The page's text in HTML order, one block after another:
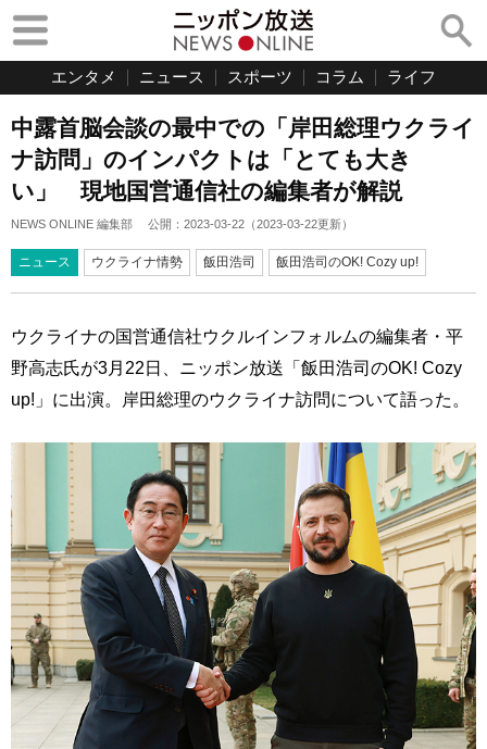
エンタメ ニュース スポーツ コラム ライフ
中露首脳会談の最中での「岸田総理ウクライ
ナ訪問」のインパクトは「とても大き
い」 現地国営通信社の編集者が解説
NEWS ONLINE 編集部 公開： 2023-03-22 （2023-03-22更新）
ニュース ウクライナ情勢 飯田浩司 飯田浩司のOK! Cozy up!
ウクライナの国営通信社ウクルインフォルムの編集者・平
野高志氏が3月22日、ニッポン放送「飯田浩司のOK! Cozy
up!」に出演。岸田総理のウクライナ訪問について語った。